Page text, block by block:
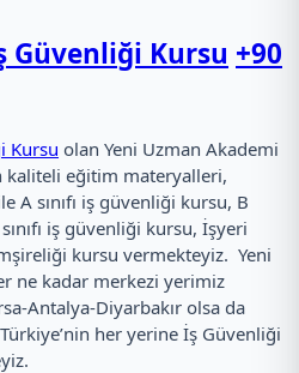
Güvenliği Kursu +90
Kursu olan Yeni Uzman Akademi
kaliteli eğitim materyalleri,
A sınıfı iş güvenliği kursu, B
iş güvenliği kursu, İşyeri
kursu vermekteyiz. Yeni
ne kadar merkezi yerimiz
Antalya-Diyarbakır olsa da
her yerine İş Güvenliği